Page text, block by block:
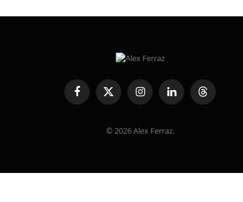
FacebookX
(Twitter)
InstagramLinkedInThreads
© 2026 Alex Ferraz.